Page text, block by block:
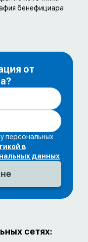
бенефициара
от
персональных
в
данных
сетях: